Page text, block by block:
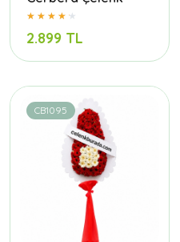
2.899 TL
CB1095